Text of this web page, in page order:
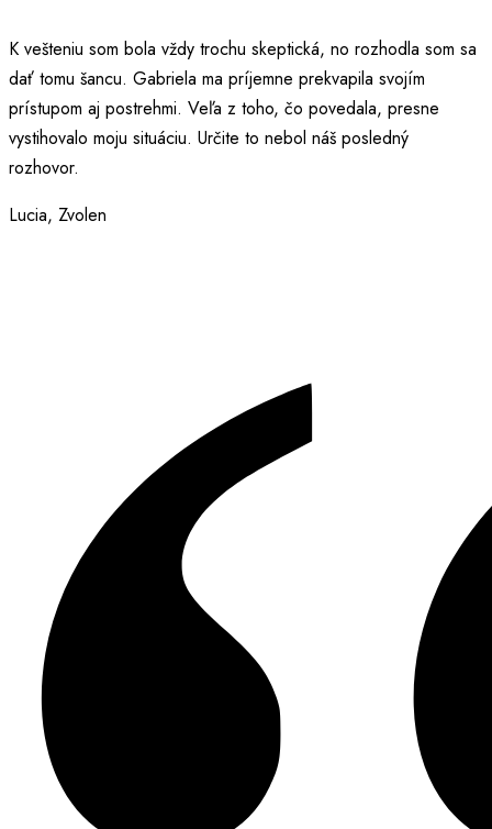
K vešteniu som bola vždy trochu skeptická, no rozhodla som sa
dať tomu šancu. Gabriela ma príjemne prekvapila svojím
prístupom aj postrehmi. Veľa z toho, čo povedala, presne
vystihovalo moju situáciu. Určite to nebol náš posledný
rozhovor.
Lucia, Zvolen